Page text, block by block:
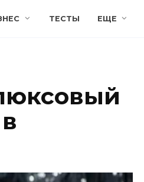
ТЕСТЫ ЕЩЕ